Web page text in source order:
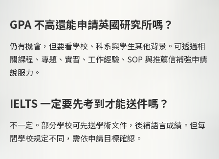
GPA 不高還能申請英國研究所嗎？
仍有機會，但要看學校、科系與學生其他背景。可透過相
關課程、專題、實習、工作經驗、SOP 與推薦信補強申請
說服力。
IELTS 一定要先考到才能送件嗎？
不一定。部分學校可先送學術文件，後補語言成績。但每
間學校規定不同，需依申請目標確認。